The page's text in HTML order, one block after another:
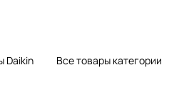
Daikin Все товары категории